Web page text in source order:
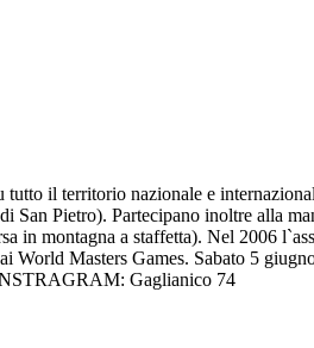
tutto il territorio nazionale e
Pietro). Partecipano inoltre alla
in montagna a staffetta). Nel 2006
Masters Games. Sabato 5
Gaglianico 74